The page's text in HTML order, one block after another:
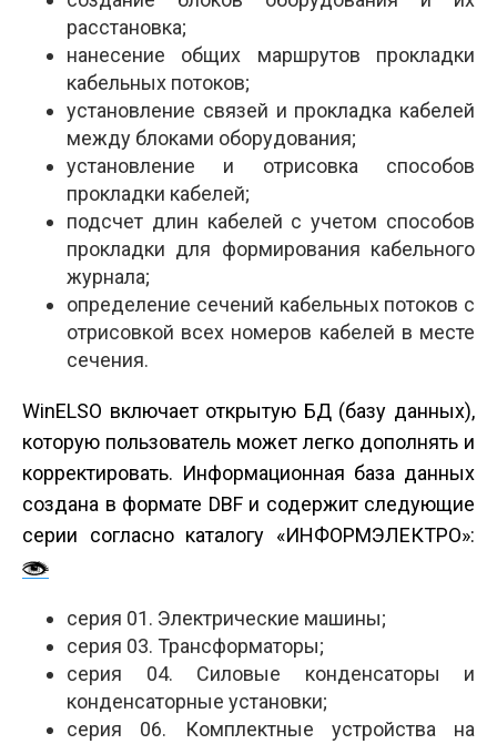
расстановка;
нанесение общих маршрутов прокладки
кабельных потоков;
установление связей и прокладка кабелей
между блоками оборудования;
установление и отрисовка способов
прокладки кабелей;
подсчет длин кабелей с учетом способов
прокладки для формирования кабельного
журнала;
определение сечений кабельных потоков с
отрисовкой всех номеров кабелей в месте
сечения.
WinELSO включает открытую БД (базу данных),
которую пользователь может легко дополнять и
корректировать. Информационная база данных
создана в формате DBF и содержит следующие
серии согласно каталогу «ИНФОРМЭЛЕКТРО»:
серия 01. Электрические машины;
серия 03. Трансформаторы;
серия 04. Силовые конденсаторы и
конденсаторные установки;
серия 06. Комплектные устройства на